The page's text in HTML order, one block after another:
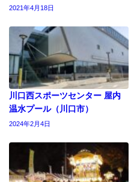
2021年4月18日
川口西スポーツセンター 屋内
温水プール（川口市）
2024年2月4日